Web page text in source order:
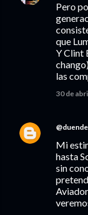
Pero
que
Y Clint
las
30 de
Mi
hasta
sin